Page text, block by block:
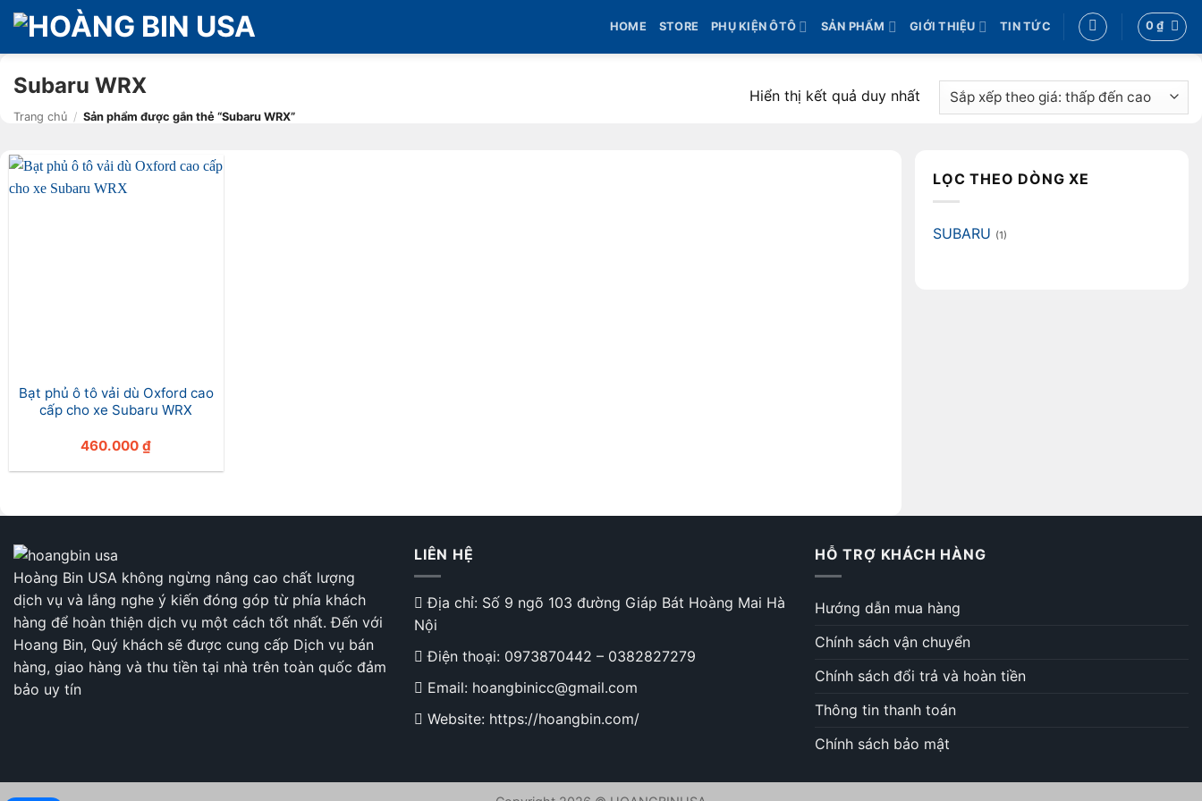
Bỏ
qua
nội
dung
HOME STORE PHỤ KIỆN ÔTÔ SẢN PHẨM GIỚI THIỆU TIN TỨC 0₫
Subaru WRX
Trang chủ / Sản phẩm được gắn thẻ “Subaru WRX”
Hiển thị kết quả duy nhất
Bạt phủ ô tô vải dù Oxford cao
cấp cho xe Subaru WRX
460.000₫
LỌC THEO DÒNG XE
SUBARU (1)
Hoàng Bin USA không ngừng nâng cao chất lượng
dịch vụ và lắng nghe ý kiến đóng góp từ phía khách
hàng để hoàn thiện dịch vụ một cách tốt nhất. Đến với
Hoang Bin, Quý khách sẽ được cung cấp Dịch vụ bán
hàng, giao hàng và thu tiền tại nhà trên toàn quốc đảm
bảo uy tín
LIÊN HỆ
Địa chỉ: Số 9 ngõ 103 đường Giáp Bát Hoàng Mai Hà
Nội
Điện thoại: 0973870442 – 0382827279
Email: hoangbinicc@gmail.com
Website: https://hoangbin.com/
HỖ TRỢ KHÁCH HÀNG
Hướng dẫn mua hàng
Chính sách vận chuyển
Chính sách đổi trả và hoàn tiền
Thông tin thanh toán
Chính sách bảo mật